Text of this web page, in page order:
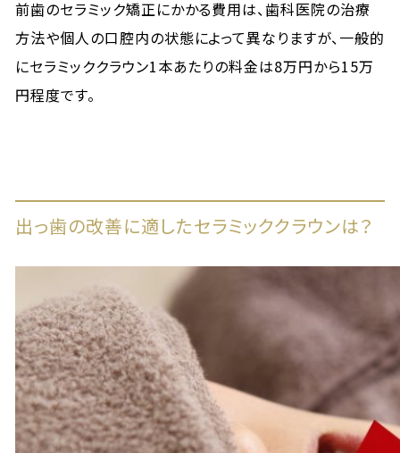
前歯のセラミック矯正にかかる費用は、歯科医院の治療
方法や個人の口腔内の状態によって異なりますが、一般的
にセラミッククラウン1本あたりの料金は8万円から15万
円程度です。
出っ歯の改善に適したセラミッククラウンは？